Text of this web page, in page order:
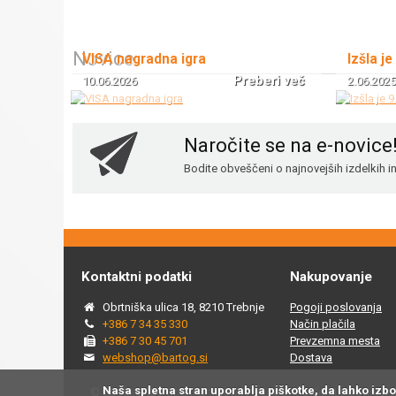
Novice
VISA nagradna igra
10.06.2026 Preberi več
Izšla
2.06.2025
Naročite se na e-novice!
Bodite obveščeni o najnovejših izdelkih
Kontaktni podatki
Obrtniška ulica 18, 8210 Trebnje
+386 7 34 35 330
+386 7 30 45 701
webshop@bartog.si
Nakupovanje
Pogoji poslovanja
Način plačila
Prevzemna mesta
Dostava
© 2015 - 2025 Spletna trgovina Bartog, v spletni trgovini
Naša spletna stran uporablja piškotke, da lahko